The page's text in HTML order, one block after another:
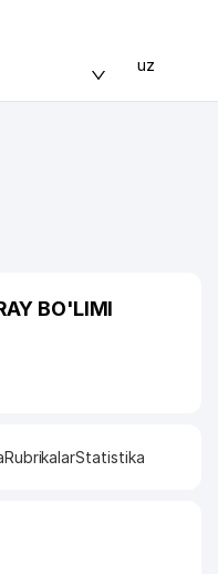
uz
BO'LIMI
RubrikalarStatistika